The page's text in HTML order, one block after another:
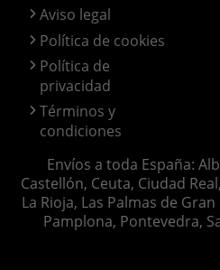
Aviso legal
Política de cookies
Política de
privacidad
Términos y
condiciones
Envíos a toda España:
Castellón, Ceuta, Ciudad
La Rioja, Las Palmas de
Pamplona, Pontevedra,